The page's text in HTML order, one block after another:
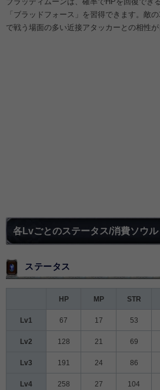
「ブラッドフォース」を習得できます。敵
で戦う場面の多い近接アタッカーとの相性が
各Lvごとのステータス/消費ソウル
ステータス
HP MP STR
Lv1 67 17 53
Lv2 128 21 69
Lv3 191 24 86
Lv4 258 27 104